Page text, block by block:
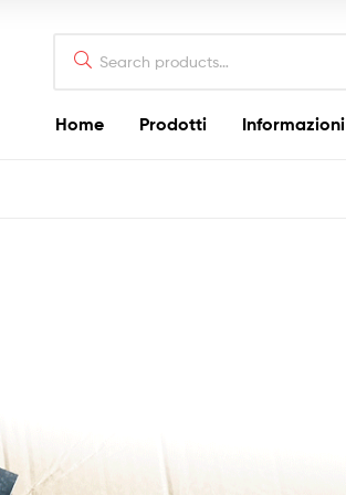
for:
Home Prodotti Informazioni